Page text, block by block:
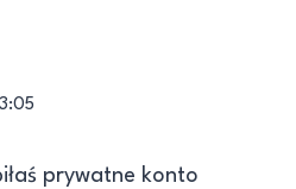
prywatne konto